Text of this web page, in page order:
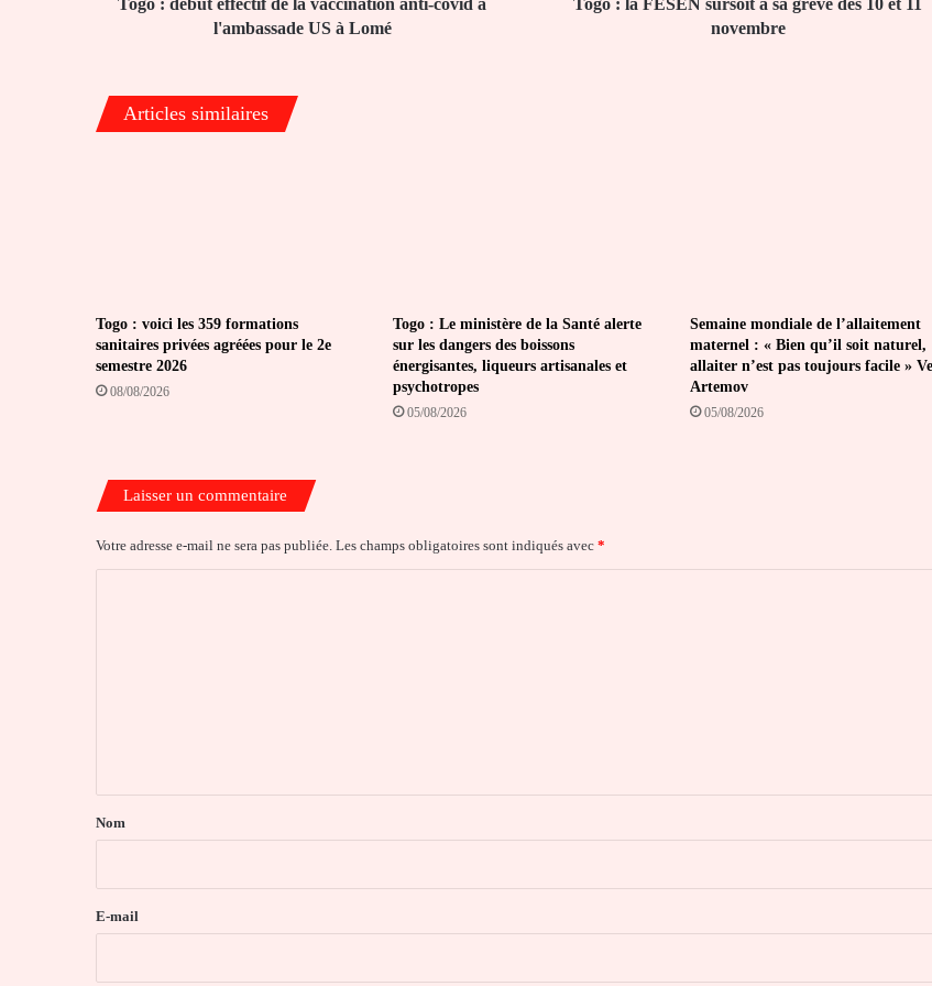
Lomé
l'ambassade US à Lomé
novembre
Articles similaires
Togo : voici les 359 formations
sanitaires privées agréées pour le 2e
semestre 2026
08/08/2026
Togo : Le ministère de la Santé alerte
sur les dangers des boissons
énergisantes, liqueurs artisanales et
psychotropes
05/08/2026
Semaine mondiale de l’allaitement
maternel : « Bien qu’il soit naturel,
allaiter n’est pas toujours facile »
Artemov
05/08/2026
Laisser un commentaire
Votre adresse e-mail ne sera pas publiée. Les champs obligatoires sont indiqués avec *
a
e
Nom
E-mail